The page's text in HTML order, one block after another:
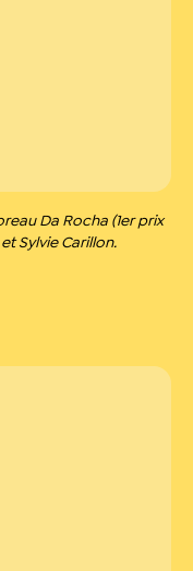
Da Rocha (1er prix
Sylvie Carillon.